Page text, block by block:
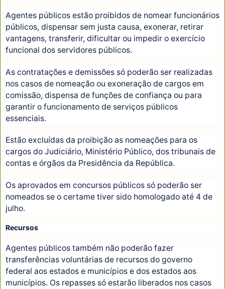
Agentes públicos estão proibidos de nomear funcionários
públicos, dispensar sem justa causa, exonerar, retirar
vantagens, transferir, dificultar ou impedir o exercício
funcional dos servidores públicos.
As contratações e demissões só poderão ser realizadas
nos casos de nomeação ou exoneração de cargos em
comissão, dispensa de funções de confiança ou para
garantir o funcionamento de serviços públicos
essenciais.
Estão excluídas da proibição as nomeações para os
cargos do Judiciário, Ministério Público, dos tribunais de
contas e órgãos da Presidência da República.
Os aprovados em concursos públicos só poderão ser
nomeados se o certame tiver sido homologado até 4 de
julho.
Recursos
Agentes públicos também não poderão fazer
transferências voluntárias de recursos do governo
federal aos estados e municípios e dos estados aos
municípios. Os repasses só estarão liberados nos casos